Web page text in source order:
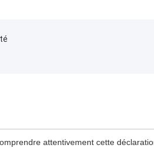
attentivement cette